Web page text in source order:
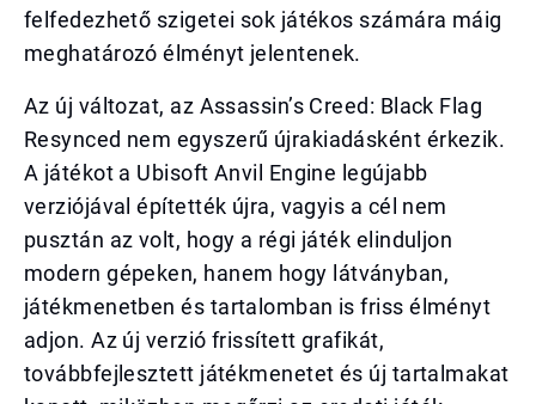
felfedezhető szigetei sok játékos számára máig
meghatározó élményt jelentenek.
Az új változat, az Assassin’s Creed: Black Flag
Resynced nem egyszerű újrakiadásként érkezik.
A játékot a Ubisoft Anvil Engine legújabb
verziójával építették újra, vagyis a cél nem
pusztán az volt, hogy a régi játék elinduljon
modern gépeken, hanem hogy látványban,
játékmenetben és tartalomban is friss élményt
adjon. Az új verzió frissített grafikát,
továbbfejlesztett játékmenetet és új tartalmakat